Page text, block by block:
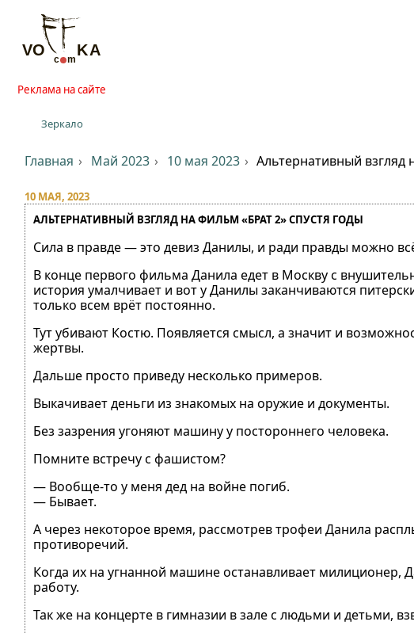
Реклама на сайте
Зеркало
Главная Май 2023 10 мая 2023 Альтернативный взгляд
10 МАЯ, 2023
АЛЬТЕРНАТИВНЫЙ ВЗГЛЯД НА ФИЛЬМ «БРАТ 2» СПУСТЯ ГОДЫ
Сила в правде — это девиз Данилы, и ради правды можно
В конце первого фильма Данила едет в Москву с
история умалчивает и вот у Данилы заканчиваются
только всем врёт постоянно.
Тут убивают Костю. Появляется смысл, а значит и
жертвы.
Дальше просто приведу несколько примеров.
Выкачивает деньги из знакомых на оружие и документы.
Без зазрения угоняют машину у постороннего человека.
Помните встречу с фашистом?
― Вообще-то у меня дед на войне погиб.
― Бывает.
А через некоторое время, рассмотрев трофеи Данила
противоречий.
Когда их на угнанной машине останавливает
работу.
Так же на концерте в гимназии в зале с людьми и детьми,